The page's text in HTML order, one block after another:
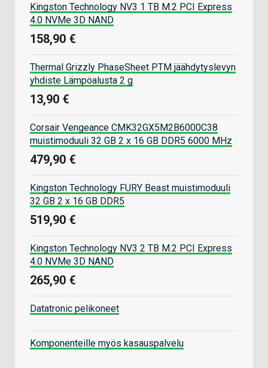
Kingston Technology NV3 1 TB M.2 PCI Express
4.0 NVMe 3D NAND
158,90 €
Thermal Grizzly PhaseSheet PTM jäähdytyslevyn
yhdiste Lämpöalusta 2 g
13,90 €
Corsair Vengeance CMK32GX5M2B6000C38
muistimoduuli 32 GB 2 x 16 GB DDR5 6000 MHz
479,90 €
Kingston Technology FURY Beast muistimoduuli
32 GB 2 x 16 GB DDR5
519,90 €
Kingston Technology NV3 2 TB M.2 PCI Express
4.0 NVMe 3D NAND
265,90 €
Datatronic pelikoneet
Komponenteille myös kasauspalvelu